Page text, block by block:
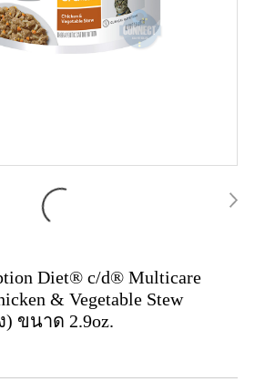
Diet® c/d® Multicare
& Vegetable Stew
ขนาด 2.9oz.